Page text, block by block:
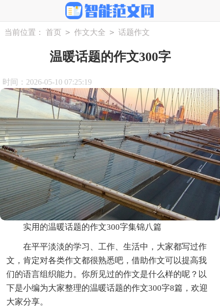
当前位置： 首页 > 作文大全 > 话题作文
温暖话题的作文300字
时间：2026-05-10 07:25:19
实用的温暖话题的作文300字集锦八篇
在平平淡淡的学习、工作、生活中，大家都写过作
文，肯定对各类作文都很熟悉吧，借助作文可以提高我
们的语言组织能力。你所见过的作文是什么样的呢？以
下是小编为大家整理的温暖话题的作文300字8篇，欢迎
大家分享。